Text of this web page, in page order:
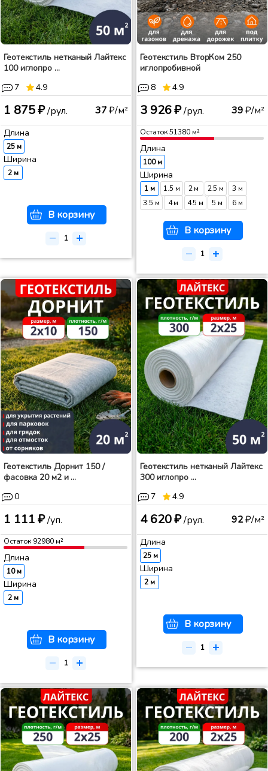
Геотекстиль нетканый Лайтекс
100 иглопро ...
7
4.9
1 875 ₽/рул. 37₽/м²
Длина
25 м
Ширина
2 м
В корзину
Геотекстиль ВторКом 250
иглопробивной
8
4.9
3 926 ₽/рул. 39₽/м²
Остаток51380м²
Длина
100 м
Ширина
1 м 1.5 м 2 м 2.5 м
3 м
3.5 м
4 м 4.5 м 5 м 6 м
В корзину
Геотекстиль Дорнит 150 /
фасовка 20 м2 и ...
0
1 111 ₽/уп.
Остаток 92980м²
Длина
10 м
Ширина
2 м
В корзину
Геотекстиль нетканый Лайтекс
300 иглопро ...
7
4.9
4 620 ₽/рул. 92₽/м²
Длина
25 м
Ширина
2 м
В корзину